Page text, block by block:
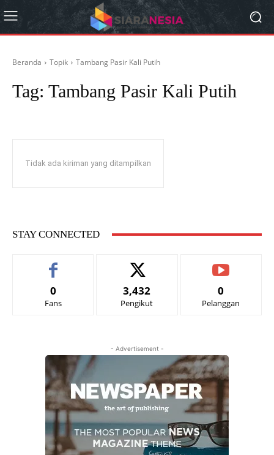
Beranda Topik Tambang Pasir Kali Putih
Tag: Tambang Pasir Kali Putih
Tidak ada kiriman yang ditampilkan
STAY CONNECTED
0
Fans
3,432
Pengikut
0
Pelanggan
- Advertisement -